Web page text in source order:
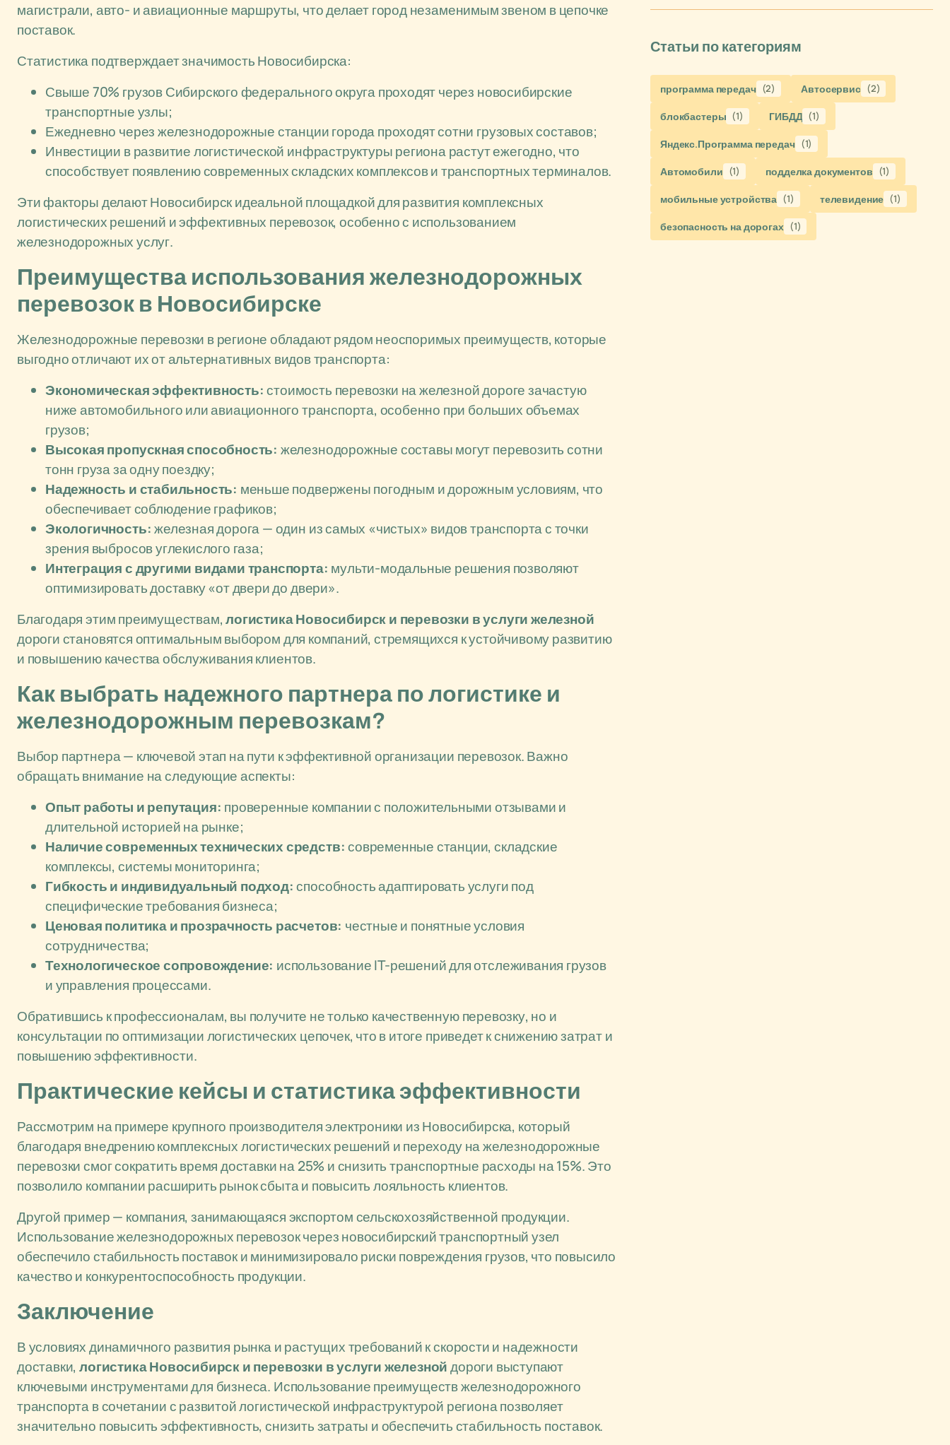
магистрали, авто- и авиационные маршруты, что делает город незаменимым звеном в цепочке
поставок.
Статистика подтверждает значимость Новосибирска:
Свыше 70% грузов Сибирского федерального округа проходят через новосибирские
транспортные узлы;
Ежедневно через железнодорожные станции города проходят сотни грузовых составов;
Инвестиции в развитие логистической инфраструктуры региона растут ежегодно, что
способствует появлению современных складских комплексов и транспортных терминалов.
Эти факторы делают Новосибирск идеальной площадкой для развития комплексных
логистических решений и эффективных перевозок, особенно с использованием
железнодорожных услуг.
Преимущества использования железнодорожных
перевозок в Новосибирске
Железнодорожные перевозки в регионе обладают рядом неоспоримых преимуществ, которые
выгодно отличают их от альтернативных видов транспорта:
Экономическая эффективность:стоимость перевозки на железной дороге зачастую
ниже автомобильного или авиационного транспорта, особенно при больших объемах
грузов;
Высокая пропускная способность: железнодорожные составы могут перевозить сотни
тонн груза за одну поездку;
Надежность и стабильность: меньше подвержены погодным и дорожным условиям, что
обеспечивает соблюдение графиков;
Экологичность:железная дорога — один из самых «чистых» видов транспорта с точки
зрения выбросов углекислого газа;
Интеграция с другими видами транспорта: мульти-модальные решения позволяют
оптимизировать доставку «от двери до двери».
Благодаря этим преимуществам,логистика Новосибирск и перевозки в услуги железной
дороги становятся оптимальным выбором для компаний, стремящихся к устойчивому развитию
и повышению качества обслуживания клиентов.
Как выбрать надежного партнера по логистике и
железнодорожным перевозкам?
Выбор партнера — ключевой этап на пути к эффективной организации перевозок. Важно
обращать внимание на следующие аспекты:
Опыт работы и репутация: проверенные компании с положительными отзывами и
длительной историей на рынке;
Наличие современных технических средств:современные станции, складские
комплексы, системы мониторинга;
Гибкость и индивидуальный подход:способность адаптировать услуги под
специфические требования бизнеса;
Ценовая политика и прозрачность расчетов: честные и понятные условия
сотрудничества;
Технологическое сопровождение: использование IT-решений для отслеживания грузов
и управления процессами.
Обратившись к профессионалам, вы получите не только качественную перевозку, но и
консультации по оптимизации логистических цепочек, что в итоге приведет к снижению затрат и
повышению эффективности.
Практические кейсы и статистика эффективности
Рассмотрим на примере крупного производителя электроники из Новосибирска, который
благодаря внедрению комплексных логистических решений и переходу на железнодорожные
перевозки смог сократить время доставки на 25% и снизить транспортные расходы на 15%. Это
позволило компании расширить рынок сбыта и повысить лояльность клиентов.
Другой пример — компания, занимающаяся экспортом сельскохозяйственной продукции.
Использование железнодорожных перевозок через новосибирский транспортный узел
обеспечило стабильность поставок и минимизировало риски повреждения грузов, что повысило
качество и конкурентоспособность продукции.
Заключение
В условиях динамичного развития рынка и растущих требований к скорости и надежности
доставки,логистика Новосибирск и перевозки в услуги железнойдороги выступают
ключевыми инструментами для бизнеса. Использование преимуществ железнодорожного
транспорта в сочетании с развитой логистической инфраструктурой региона позволяет
значительно повысить эффективность, снизить затраты и обеспечить стабильность поставок.
Статьи по категориям
программа передач (2) Автосервис (2)
блокбастеры (1) ГИБДД (1)
Яндекс.Программа передач (1)
Автомобили (1) подделка документов (1)
мобильные устройства (1) телевидение (1)
безопасность на дорогах (1)